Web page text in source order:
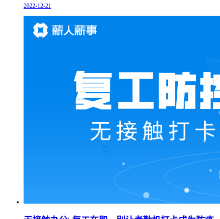
2022-12-21